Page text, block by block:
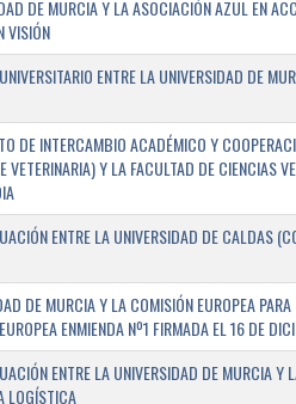
DE MURCIA Y LA ASOCIACIÓN AZUL EN
VISIÓN
ENTRE LA UNIVERSIDAD DE
DE INTERCAMBIO ACADÉMICO Y
VETERINARIA) Y LA FACULTAD DE CIENCIAS
ENTRE LA UNIVERSIDAD DE CALDAS
DE MURCIA Y LA COMISIÓN EUROPEA
ENMIENDA Nº1 FIRMADA EL 16 DE
ENTRE LA UNIVERSIDAD DE MURCIA Y
LOGÍSTICA